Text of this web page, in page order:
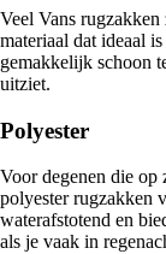
Veel Vans
materiaal dat ideaal
gemakkelijk schoon
uitziet.
Polyester
Voor degenen die
polyester rugzakken
waterafstotend en
als je vaak in